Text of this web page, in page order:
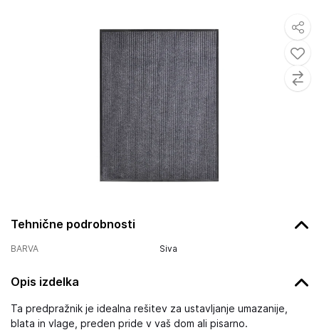
Tehnične podrobnosti
BARVA Siva
Opis izdelka
Ta predpražnik je idealna rešitev za ustavljanje umazanije,
blata in vlage, preden pride v vaš dom ali pisarno.